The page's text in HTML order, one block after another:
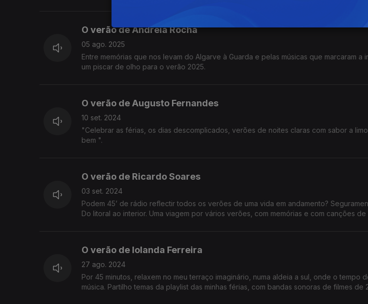
O verão de Andreia Rocha
05 ago. 2025
Entre memórias que nos levam do Algarve à Guarda e pelas músicas que marcaram a
um piscar de olho para o verão 2025.
O verão de Augusto Fernandes
10 set. 2024
"Celebrar as férias, os dias descomplicados, verões de noites claras com sabor a
bem ".
O verão de Ricardo Soares
03 set. 2024
Podem 45’ de rádio reflectir todos os verões de uma vida em andamento? Seguramente que não! Da Praia ao Campo.
Do litoral ao interior. Uma viagem por vários verões, com memórias e com canções
O verão de Iolanda Ferreira
27 ago. 2024
Por 45 minutos, relaxem no meu terraço imaginário, numa aldeia a sul, onde o tempo
música. Partilho temas da playlist das minhas férias, com bandas sonoras de filmes de